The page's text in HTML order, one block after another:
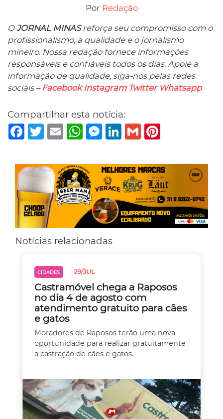
Por Redação
OJORNAL MINASreforça seu compromisso com o
profissionalismo, a qualidade e o jornalismo
mineiro. Nossa redação fornece informações
responsáveis ​​e confiáveis ​​todos os dias. Apoie a
informação de qualidade, siga-nos pelas redes
sociais – Facebook Instagram Twitter Whatsapp
Compartilhar esta notícia:
Facebook
TwitterEmail WhatsAppMessenger
LinkedIn
Gmail
Notícias relacionadas
CIDADES 29/JUL
Castramóvel chega a Raposos
no dia 4 de agosto com
atendimento gratuito para cães
e gatos
Moradores de Raposos terão uma nova
oportunidade para realizar gratuitamente
a castração de cães e gatos.